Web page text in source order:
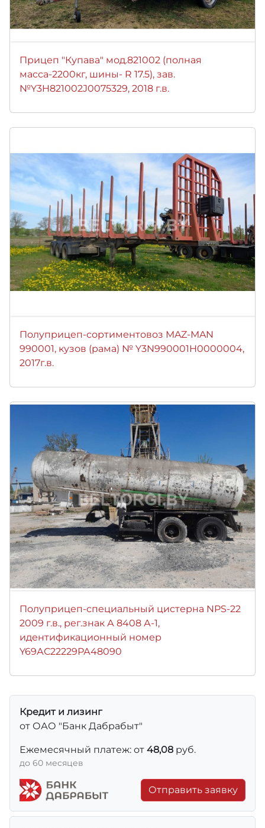
Прицеп "Купава" мод.821002 (полная
масса-2200кг, шины- R 17.5), зав.
№Y3H821002J0075329, 2018 г.в.
Полуприцеп-сортиментовоз MAZ-MAN
990001, кузов (рама) № Y3N990001H0000004,
2017г.в.
Полуприцеп-специальный цистерна NPS-22
2009 г.в., рег.знак А 8408 А-1,
идентификационный номер
Y69АС22229РА48090
Кредит и лизинг
от ОАО "Банк Дабрабыт"
Ежемесячный платеж: от 48,08 руб.
до 60 месяцев
Отправить заявку